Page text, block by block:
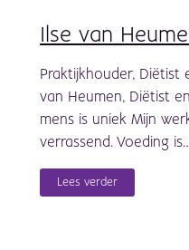
Ilse van
Praktijkhouder,
van Heumen, Diëtist
mens is uniek Mijn
verrassend. Voeding
Lees verder